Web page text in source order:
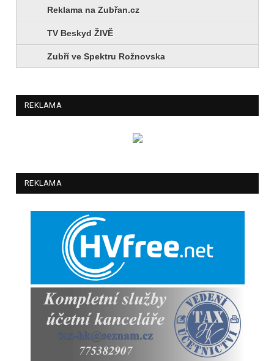
Reklama na Zubřan.cz
TV Beskyd ŽIVĚ
Zubří ve Spektru Rožnovska
REKLAMA
REKLAMA